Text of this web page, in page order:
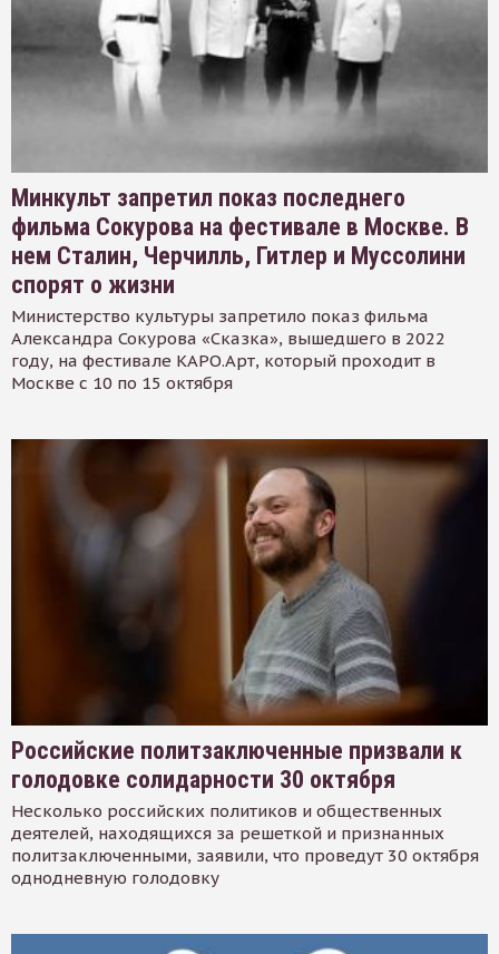
Минкульт запретил показ последнего
фильма Сокурова на фестивале в Москве. В
нем Сталин, Черчилль, Гитлер и Муссолини
спорят о жизни
Министерство культуры запретило показ фильма
Александра Сокурова «Сказка», вышедшего в 2022
году, на фестивале КАРО.Арт, который проходит в
Москве с 10 по 15 октября
Российские политзаключенные призвали к
голодовке солидарности 30 октября
Несколько российских политиков и общественных
деятелей, находящихся за решеткой и признанных
политзаключенными, заявили, что проведут 30 октября
однодневную голодовку